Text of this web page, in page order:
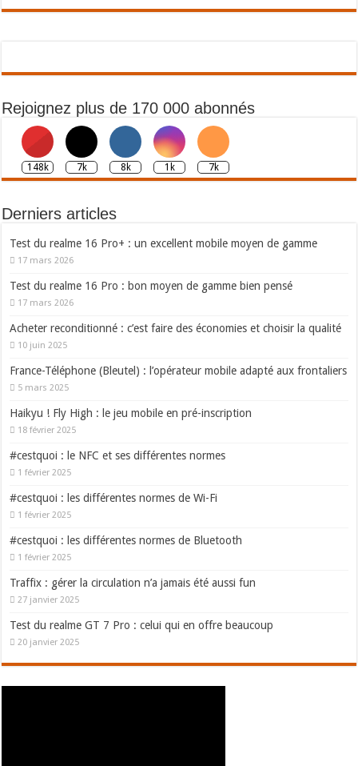
Rejoignez plus de 170 000 abonnés
148k 7k 8k 1k 7k
Derniers articles
Test du realme 16 Pro+ : un excellent mobile moyen de gamme
17 mars 2026
Test du realme 16 Pro : bon moyen de gamme bien pensé
17 mars 2026
Acheter reconditionné : c’est faire des économies et choisir la qualité
10 juin 2025
France-Téléphone (Bleutel) : l’opérateur mobile adapté aux frontaliers
5 mars 2025
Haikyu ! Fly High : le jeu mobile en pré-inscription
18 février 2025
#cestquoi : le NFC et ses différentes normes
1 février 2025
#cestquoi : les différentes normes de Wi-Fi
1 février 2025
#cestquoi : les différentes normes de Bluetooth
1 février 2025
Traffix : gérer la circulation n’a jamais été aussi fun
27 janvier 2025
Test du realme GT 7 Pro : celui qui en offre beaucoup
20 janvier 2025